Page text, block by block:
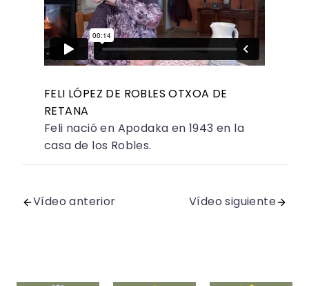
FELI LÓPEZ DE ROBLES OTXOA DE
RETANA
Feli nació en Apodaka en 1943 en la
casa de los Robles.
Vídeo anterior Vídeo siguiente